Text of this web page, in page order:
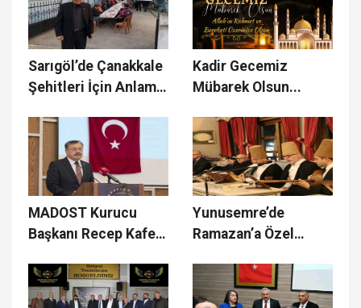
Sarıgöl’de Çanakkale
Şehitleri İçin Anlamlı
Kadir Gecemiz
Mübarek Olsun...
MADOST Kurucu
Başkanı Recep Kafes,
güçlü bir şehir lobisi
oluşturamadı.’
Yunusemre’de
Ramazan’a Özel
Programı